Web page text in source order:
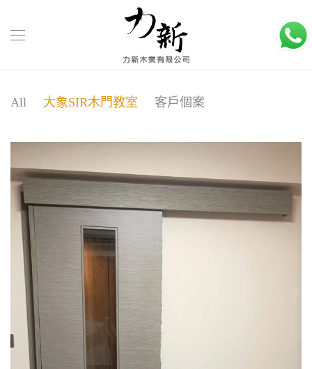
All 大象SIR木門教室 客戶個案